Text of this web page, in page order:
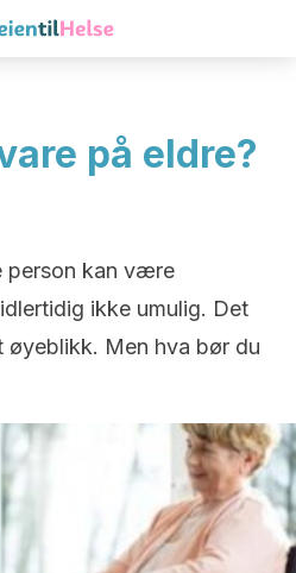
på eldre?
person kan være
ikke umulig. Det
Men hva bør du